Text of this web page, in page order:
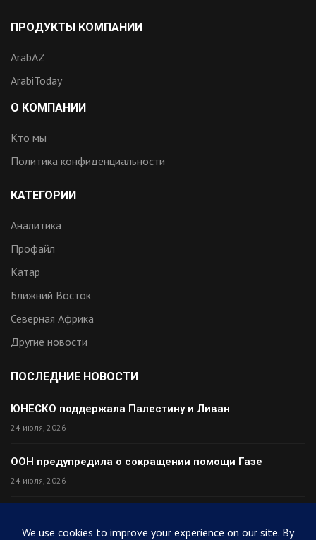
ПРОДУКТЫ КОМПАНИИ
ArabAZ
ArabiToday
О КОМПАНИИ
Кто мы
Политика конфиденциальности
КАТЕГОРИИ
Аналитика
Профайл
Катар
Ближний Восток
Северная Африка
Другие новости
ПОСЛЕДНИЕ НОВОСТИ
ЮНЕСКО поддержала Палестину и Ливан
24 июля, 2026
ООН предупредила о сокращении помощи Газе
24 июля, 2026
24 июля, 2026